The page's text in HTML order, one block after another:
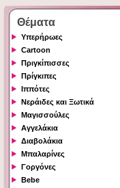
Θέματα
Υπερήρωες
Cartoon
Πριγκίπισσες
Πρίγκιπες
Ιππότες
Νεράιδες και Ξωτικά
Μαγισσούλες
Αγγελάκια
Διαβολάκια
Μπαλαρίνες
Γοργόνες
Bebe